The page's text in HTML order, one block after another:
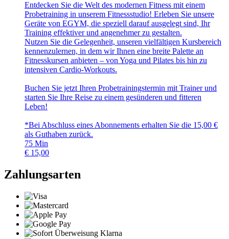
Entdecken Sie die Welt des modernen Fitness mit einem
Probetraining in unserem Fitnessstudio! Erleben Sie unsere
Geräte von EGYM, die speziell darauf ausgelegt sind, Ihr
Training effektiver und angenehmer zu gestalten.
Nutzen Sie die Gelegenheit, unseren vielfältigen Kursbereich
kennenzulernen, in dem wir Ihnen eine breite Palette an
Fitnesskursen anbieten – von Yoga und Pilates bis hin zu
intensiven Cardio-Workouts.
Buchen Sie jetzt Ihren Probetrainingstermin mit Trainer und
starten Sie Ihre Reise zu einem gesünderen und fitteren
Leben!
*Bei Abschluss eines Abonnements erhalten Sie die 15,00 €
als Guthaben zurück.
75 Min
€ 15,00
Zahlungsarten